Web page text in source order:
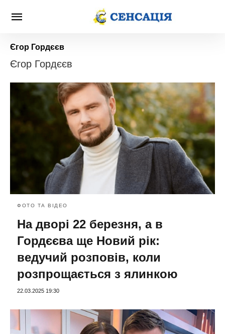
Єгор Гордєєв
Єгор Гордєєв
ФОТО ТА ВІДЕО
На дворі 22 березня, а в
Гордєєва ще Новий рік:
ведучий розповів, коли
розпрощається з ялинкою
22.03.2025 19:30